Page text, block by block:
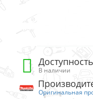
В наличии
Оригинальная